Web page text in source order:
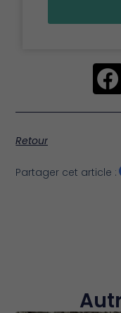
Retour
Partager cet article :